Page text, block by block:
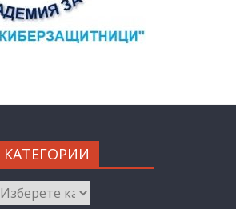
КАТЕГОРИИ
КАТЕГОРИИ